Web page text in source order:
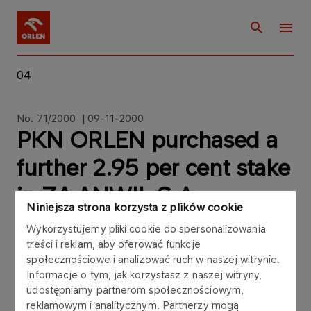
Niniejsza strona korzysta z plików cookie
Wykorzystujemy pliki cookie do spersonalizowania
treści i reklam, aby oferować funkcje
społecznościowe i analizować ruch w naszej witrynie.
Informacje o tym, jak korzystasz z naszej witryny,
udostępniamy partnerom społecznościowym,
reklamowym i analitycznym. Partnerzy mogą
04
No. 71/2000 | 09-11-2000
PKN ORLEN purchased a
further 2.95 per cent stake
in ZA ANWIL S.A.
Polski Koncern Naftowy ORLEN S.A. (PKN
ORLEN), Central Europe's largest downstream oil
company has today announced that they have